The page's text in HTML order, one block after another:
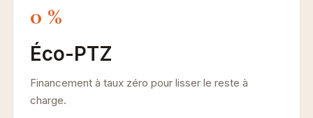
0 %
Éco-PTZ
Financement à taux zéro pour lisser le reste à
charge.